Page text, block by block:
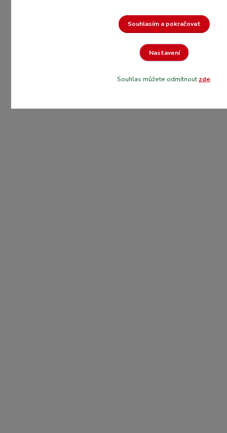
Nastavení
Souhlasím a pokračovat
Souhlas můžete odmítnout zde.